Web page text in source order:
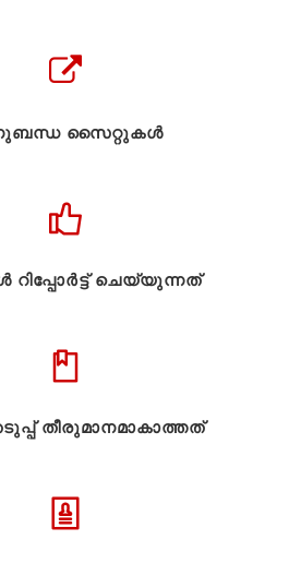
സൈറ്റുകള്‍
റിപ്പോർട്ട് ചെയ്യുന്നത്
തീരുമാനമാകാത്തത്